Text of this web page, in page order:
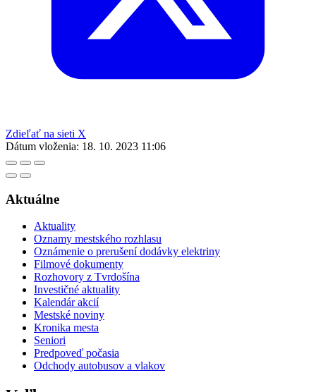
Zdieľať na sieti X
Dátum vloženia: 18. 10. 2023 11:06
Aktuálne
Aktuality
Oznamy mestského rozhlasu
Oznámenie o prerušení dodávky elektriny
Filmové dokumenty
Rozhovory z Tvrdošína
Investičné aktuality
Kalendár akcií
Mestské noviny
Kronika mesta
Seniori
Predpoveď počasia
Odchody autobusov a vlakov